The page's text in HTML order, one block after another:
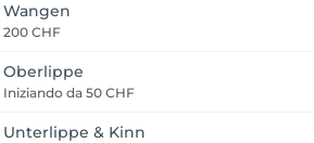
Wangen
200 CHF
Oberlippe
Iniziando da 50 CHF
Unterlippe & Kinn